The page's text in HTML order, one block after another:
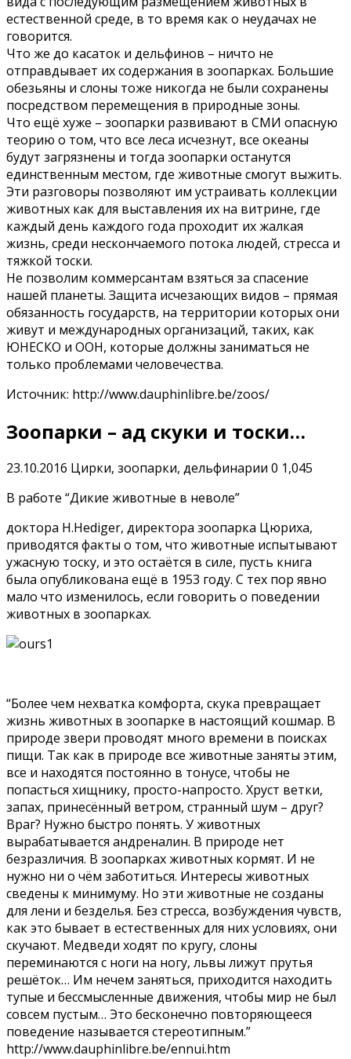
естественной среде, в то время как о неудачах не
говорится.
Что же до касаток и дельфинов – ничто не
отправдывает их содержания в зоопарках. Большие
обезьяны и слоны тоже никогда не были сохранены
посредством перемещения в природные зоны.
Что ещё хуже – зоопарки развивают в СМИ опасную
теорию о том, что все леса исчезнут, все океаны
будут загрязнены и тогда зоопарки останутся
единственным местом, где животные смогут выжить.
Эти разговоры позволяют им устраивать коллекции
животных как для выставления их на витрине, где
каждый день каждого года проходит их жалкая
жизнь, среди нескончаемого потока людей, стресса и
тяжкой тоски.
Не позволим коммерсантам взяться за спасение
нашей планеты. Защита исчезающих видов – прямая
обязанность государств, на территории которых они
живут и международных организаций, таких, как
ЮНЕСКО и ООН, которые должны заниматься не
только проблемами человечества.
Источник: http://www.dauphinlibre.be/zoos/
Зоопарки – ад скуки и тоски…
23.10.2016 Цирки, зоопарки, дельфинарии 0 1,045
В работе “Дикие животные в неволе”
доктора H.Hediger, директора зоопарка Цюриха,
приводятся факты о том, что животные испытывают
ужасную тоску, и это остаётся в силе, пусть книга
была опубликована ещё в 1953 году. С тех пор явно
мало что изменилось, если говорить о поведении
животных в зоопарках.
“Более чем нехватка комфорта, скука превращает
жизнь животных в зоопарке в настоящий кошмар. В
природе звери проводят много времени в поисках
пищи. Так как в природе все животные заняты этим,
все и находятся постоянно в тонусе, чтобы не
попасться хищнику, просто-напросто. Хруст ветки,
запах, принесённый ветром, странный шум – друг?
Враг? Нужно быстро понять. У животных
вырабатывается андреналин. В природе нет
безразличия. В зоопарках животных кормят. И не
нужно ни о чём заботиться. Интересы животных
сведены к минимуму. Но эти животные не созданы
для лени и безделья. Без стресса, возбуждения чувств,
как это бывает в естественных для них условиях, они
скучают. Медведи ходят по кругу, слоны
переминаются с ноги на ногу, львы лижут прутья
решёток… Им нечем заняться, приходится находить
тупые и бессмысленные движения, чтобы мир не был
совсем пустым… Это бесконечно повторяющееся
поведение называется стереотипным.”
http://www.dauphinlibre.be/ennui.htm